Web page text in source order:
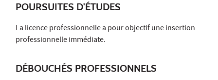
POURSUITES D'ÉTUDES
La licence professionnelle a pour objectif une insertion
professionnelle immédiate.
DÉBOUCHÉS PROFESSIONNELS